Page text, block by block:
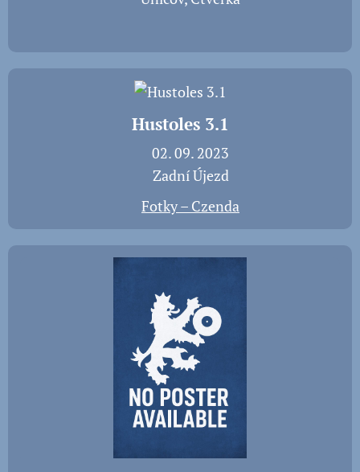
Hustoles 3.1
📅 02. 09. 2023
📍 Zadní Újezd
Fotky – Czenda